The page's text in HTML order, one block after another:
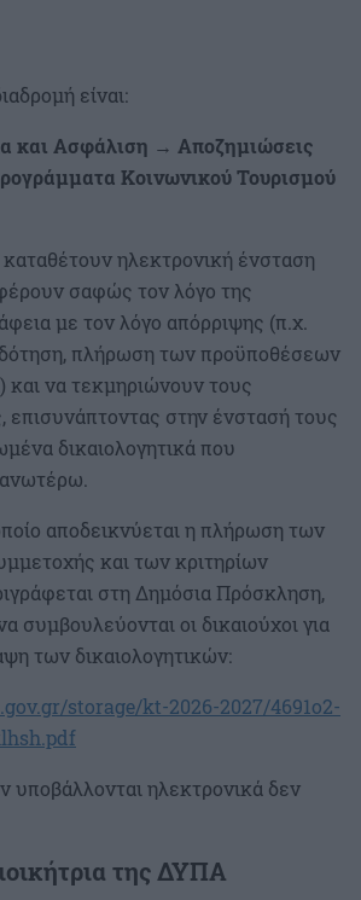
είναι:
και Ασφάλιση → Αποζημιώσεις
Κοινωνικού Τουρισμού
καταθέτουν ηλεκτρονική ένσταση
σαφώς τον λόγο της
με τον λόγο απόρριψης (π.χ.
πλήρωση των προϋποθέσεων
να τεκμηριώνουν τους
επισυνάπτοντας στην ένστασή τους
δικαιολογητικά που
αποδεικνύεται η πλήρωση των
και των κριτηρίων
στη Δημόσια Πρόσκληση,
συμβουλεύονται οι δικαιούχοι για
των δικαιολογητικών:
storage/kt-2026-2027/4691o2-
υποβάλλονται ηλεκτρονικά δεν
της ΔΥΠΑ